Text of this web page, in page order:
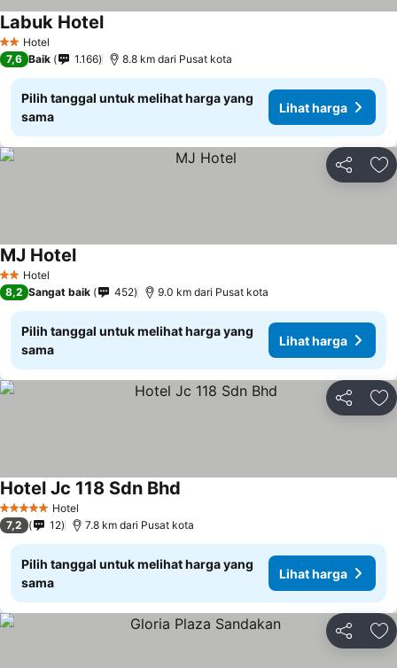
2 Bintang
Hotel
Labuk HotelLihat harga
7,6 Baik 1.166 8.8 km dari Pusat kota
Pilih tanggal untuk melihat harga yang
sama
Lihat harga
Bagikan
2 Bintang
Hotel
MJ HotelLihat harga
8,2 Sangat baik 452 9.0 km dari Pusat kota
Pilih tanggal untuk melihat harga yang
sama
Lihat harga
Bagikan
5 Bintang Hotel
Hotel Jc 118 Sdn Bhd
7,2 12 7.8 km dari Pusat kota
Pilih tanggal untuk melihat harga yang
sama
Lihat harga
Bagikan